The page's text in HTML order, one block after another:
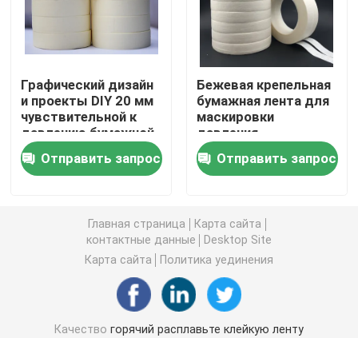
двойная, который встали на сторону лента пены
Клейкая лента отпуска простирания
Горячий расплавьте блоки
Двойная, который встали на сторону лента ткани
Flexographic плита устанавливая ленты
Клейкая лента для переноса
Съемная клейкая лента
Графический дизайн
и проекты DIY 20 мм
чувствительной к
давлению бумажной
ленты
Отправить запрос
Бежевая крепельная
бумажная лента для
маскировки
давления
чувствительный
клей выдерживает
до 200°F
Отправить запрос
Главная страница
Карта сайта
контактные данные
Desktop Site
Карта сайта
Политика уединения
Качество горячий расплавьте клейкую ленту